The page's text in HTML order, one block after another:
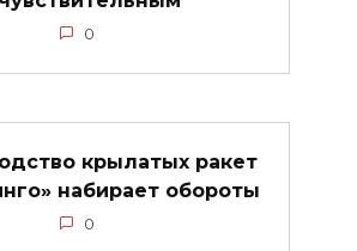
0
крылатых ракет
набирает обороты
0